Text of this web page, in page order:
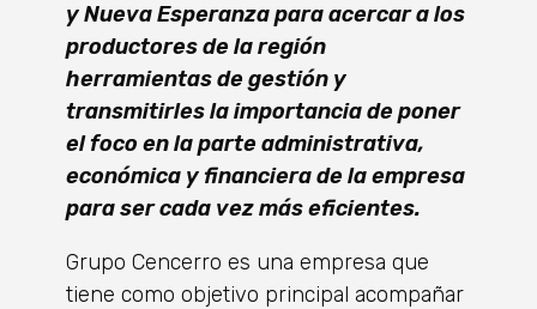
y Nueva Esperanza para acercar a los
productores de la región
herramientas de gestión y
transmitirles la importancia de poner
el foco en la parte administrativa,
económica y financiera de la empresa
para ser cada vez más eficientes.
Grupo Cencerro es una empresa que
tiene como objetivo principal acompañar